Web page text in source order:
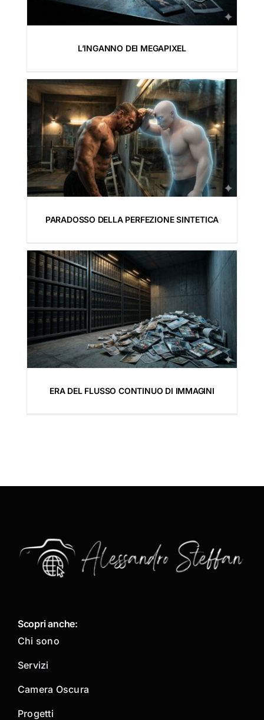
L’INGANNO DEI MEGAPIXEL
PARADOSSO DELLA PERFEZIONE SINTETICA
ERA DEL FLUSSO CONTINUO DI IMMAGINI
Scopri anche:
Chi sono
Servizi
Camera Oscura
Progetti